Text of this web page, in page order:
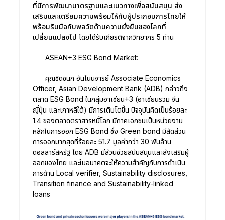
ที่มีการพัฒนามาตรฐานและแนวทางเพื่อสนับสนุน ส่ง
เสริมและเตรียมความพร้อมให้กับผู้ประกอบการไทยให้
พร้อมรับมือกับพลวัตด้านความยั่งยืนของโลกที่
เปลี่ยนแปลงไป โดยได้รับเกียรติจากวิทยากร 5 ท่าน
ASEAN+3 ESG Bond Market:
คุณชิดชนก อันโนนจารย์ Associate Economics
Officer, Asian Development Bank (ADB) กล่าวถึง
ตลาด ESG Bond ในกลุ่มอาเซียน+3 (อาเซียนรวม จีน
ญี่ปุ่น และเกาหลีใต้) มีการเติบโตขึ้น ปัจจุบันคิดเป็นร้อยละ
1.4 ของตลาดตราสารหนี้โลก มีภาคเอกชนเป็นหน่วยงาน
หลักในการออก ESG Bond ซึ่ง Green bond มีสัดส่วน
การออกมากสุดที่ร้อยละ 51.7 มูลค่ากว่า 30 พันล้าน
ดอลลาร์สหรัฐ โดย ADB มีส่วนช่วยสนับสนุนและส่งเสริมผู้
ออกของไทย และในอนาคตจะให้ความสำคัญกับการดำเนิน
การด้าน Local verifier, Sustainability disclosures,
Transition finance and Sustainability-linked
loans